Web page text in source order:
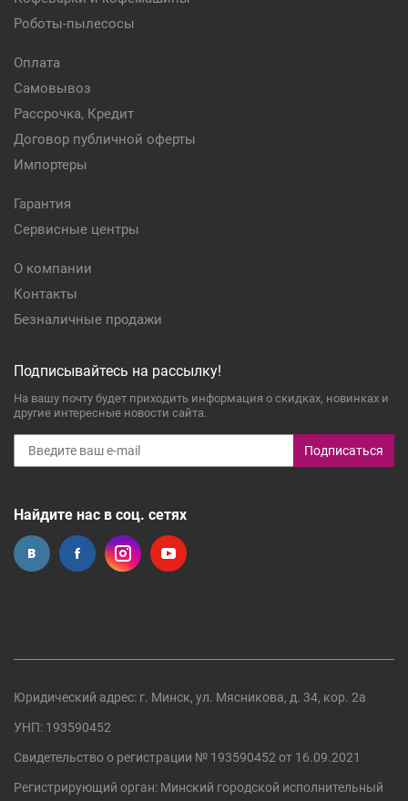
Роботы-пылесосы
Оплата
Самовывоз
Рассрочка, Кредит
Договор публичной оферты
Импортеры
Гарантия
Сервисные центры
О компании
Контакты
Безналичные продажи
Подписывайтесь на рассылку!
На вашу почту будет приходить информация о скидках, новинках и
другие интересные новости сайта.
Подписаться
Найдите нас в соц. сетях
Юридический адрес: г. Минск, ул. Мясникова, д. 34, кор. 2а
УНП: 193590452
Свидетельство о регистрации № 193590452 от 16.09.2021
Регистрирующий орган: Минский городской исполнительный